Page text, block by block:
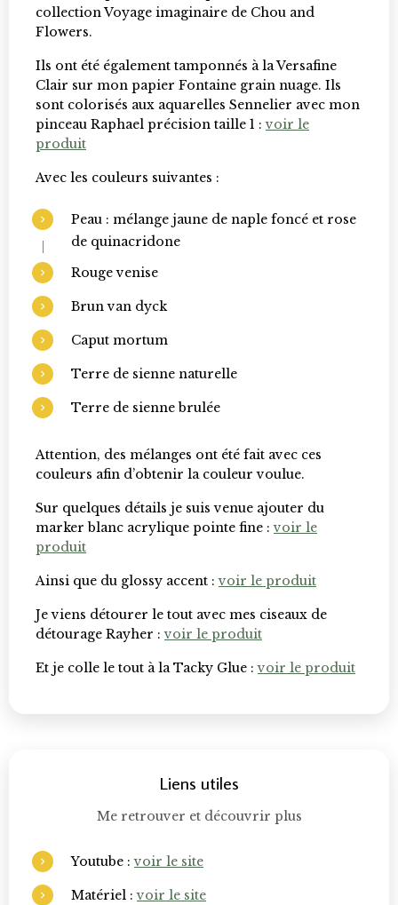
collection Voyage imaginaire de Chou and
Flowers.
Ils ont été également tamponnés à la Versafine
Clair sur mon papier Fontaine grain nuage. Ils
sont colorisés aux aquarelles Sennelier avec mon
pinceau Raphael précision taille 1 :voir le
produit
Avec les couleurs suivantes :
Peau : mélange jaune de naple foncé et rose
de quinacridone
Rouge venise
Brun van dyck
Caput mortum
Terre de sienne naturelle
Terre de sienne brulée
Attention, des mélanges ont été fait avec ces
couleurs afin d’obtenir la couleur voulue.
Sur quelques détails je suis venue ajouter du
marker blanc acrylique pointe fine :voir le
produit
Ainsi que du glossy accent :voir le produit
Je viens détourer le tout avec mes ciseaux de
détourage Rayher :voir le produit
Et je colle le tout à la Tacky Glue :voir le produit
Liens utiles
Me retrouver et découvrir plus
Youtube :voir le site
Matériel :voir le site